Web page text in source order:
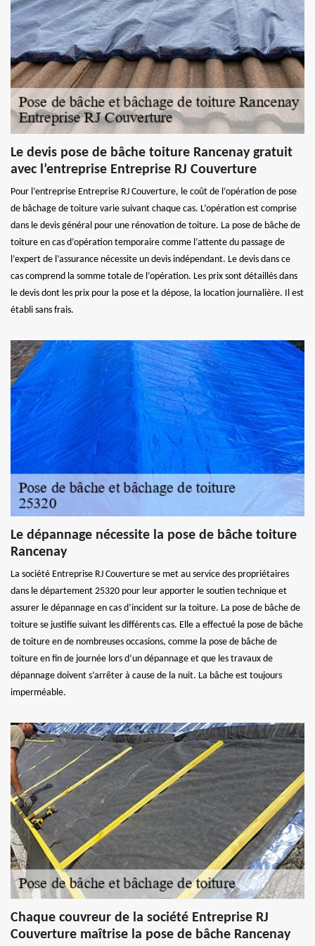
Le devis pose de bâche toiture Rancenay gratuit
avec l’entreprise Entreprise RJ Couverture
Pour l’entreprise Entreprise RJ Couverture, le coût de l’opération de pose
de bâchage de toiture varie suivant chaque cas. L’opération est comprise
dans le devis général pour une rénovation de toiture. La pose de bâche de
toiture en cas d’opération temporaire comme l’attente du passage de
l’expert de l’assurance nécessite un devis indépendant. Le devis dans ce
cas comprend la somme totale de l’opération. Les prix sont détaillés dans
le devis dont les prix pour la pose et la dépose, la location journalière. Il est
établi sans frais.
Le dépannage nécessite la pose de bâche toiture
Rancenay
La société Entreprise RJ Couverture se met au service des propriétaires
dans le département 25320 pour leur apporter le soutien technique et
assurer le dépannage en cas d’incident sur la toiture. La pose de bâche de
toiture se justifie suivant les différents cas. Elle a effectué la pose de bâche
de toiture en de nombreuses occasions, comme la pose de bâche de
toiture en fin de journée lors d’un dépannage et que les travaux de
dépannage doivent s’arrêter à cause de la nuit. La bâche est toujours
imperméable.
Chaque couvreur de la société Entreprise RJ
Couverture maîtrise la pose de bâche Rancenay